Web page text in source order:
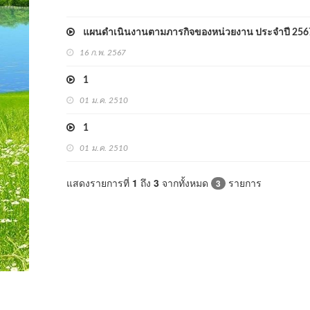
แผนดำเนินงานตามภารกิจของหน่วยงาน ประจำปี
16 ก.พ. 2567
1
01 ม.ค. 2510
1
01 ม.ค. 2510
แสดงรายการที่ 1 ถึง 3 จากทั้งหมด 3 รายการ